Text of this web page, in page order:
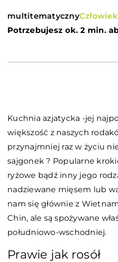
multitematyczny
Potrzebujesz ok. 2 min.
Kuchnia azjatycka -jej
większość z naszych
przynajmniej raz w życiu
sajgonek ? Popularne
ryżowe bądź inny jego
nadziewane mięsem lub
nam się głównie z
Chin, ale są spożywane
południowo-wschodniej.
Prawie jak rosół